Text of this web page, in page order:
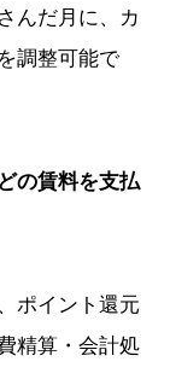
んだ月に、カ
調整可能で
の賃料を支払
ポイント還元
精算・会計処